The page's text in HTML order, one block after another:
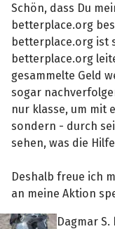
Schön, dass Du
betterplace.org
betterplace.org ist
betterplace.org
gesammelte Geld
sogar
nur klasse, um mit
sondern - durch
sehen, was die
Deshalb freue ich
an meine Aktion
Dagmar S.